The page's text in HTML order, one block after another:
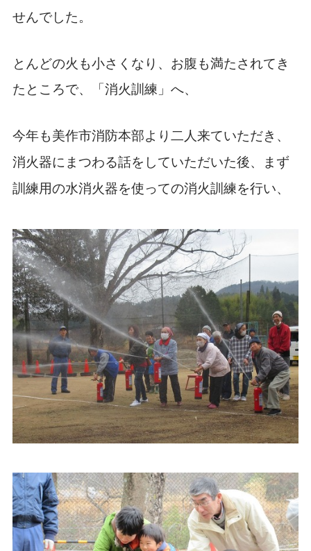
せんでした。
とんどの火も小さくなり、お腹も満たされてき
たところで、「消火訓練」へ、
今年も美作市消防本部より二人来ていただき、
消火器にまつわる話をしていただいた後、まず
訓練用の水消火器を使っての消火訓練を行い、